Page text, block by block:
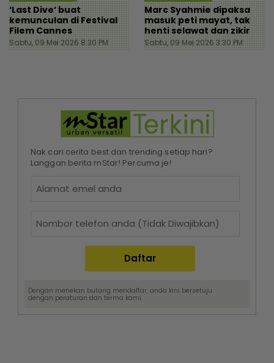
‘Last Dive’ buat
kemunculan di Festival
Filem Cannes
Sabtu, 09 Mei 2026 8:30 PM
Marc Syahmie dipaksa
masuk peti mayat, tak
henti selawat dan zikir
Sabtu, 09 Mei 2026 3:30 PM
Nak cari cerita best dan trending setiap hari?
Langgan berita mStar! Percuma je!
Dengan menekan butang mendaftar, anda kini bersetuju
dengan peraturan dan terma kami.